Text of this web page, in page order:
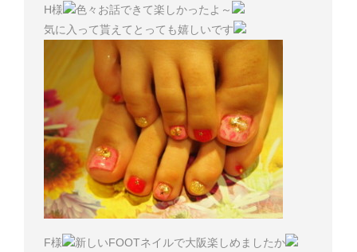
H様
色々お話できて楽しかったよ～
気に入って貰えてとっても嬉しいです
F様
新しいFOOTネイルで大阪楽しめましたか